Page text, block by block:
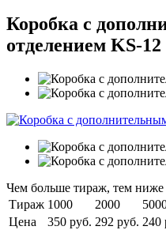
Коробка с
отделением KS-
Чем больше тираж, тем ниже
Тираж 1000 2000
Цена
350 руб. 292 руб. 240